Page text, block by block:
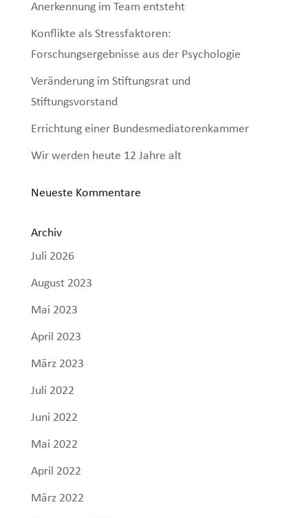
Anerkennung im Team entsteht
Konflikte als Stressfaktoren:
Forschungsergebnisse aus der Psychologie
Veränderung im Stiftungsrat und
Stiftungsvorstand
Errichtung einer Bundesmediatorenkammer
Wir werden heute 12 Jahre alt
Neueste Kommentare
Archiv
Juli 2026
August 2023
Mai 2023
April 2023
März 2023
Juli 2022
Juni 2022
Mai 2022
April 2022
März 2022